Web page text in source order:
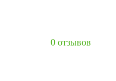
0 отзывов